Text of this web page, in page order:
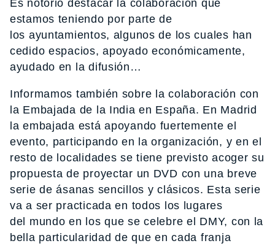
Es notorio destacar la colaboración que
estamos teniendo por parte de
los ayuntamientos, algunos de los cuales han
cedido espacios, apoyado económicamente,
ayudado en la difusión…
Informamos también sobre la colaboración con
la Embajada de la India en España. En Madrid
la embajada está apoyando fuertemente el
evento, participando en la organización, y en el
resto de localidades se tiene previsto acoger su
propuesta de proyectar un DVD con una breve
serie de ásanas sencillos y clásicos. Esta serie
va a ser practicada en todos los lugares
del mundo en los que se celebre el DMY, con la
bella particularidad de que en cada franja